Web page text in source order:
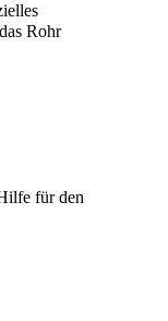
Rohr
für den